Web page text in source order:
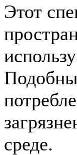
Этот
среде.